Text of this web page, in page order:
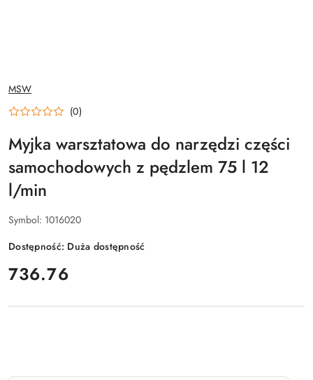
NAZWA
PRODUCENTA:
MSW
(0)
Myjka warsztatowa do narzędzi części
samochodowych z pędzlem 75 l 12
l/min
Symbol: 1016020
Dostępność: Duża dostępność
cena:
736.76